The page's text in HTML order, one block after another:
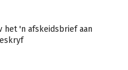
het 'n afskeidsbrief aan